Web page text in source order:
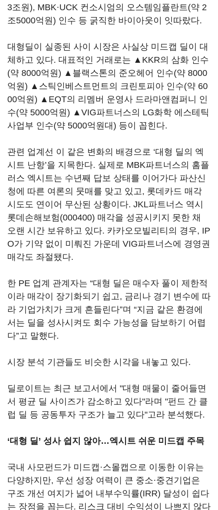
3조원), MBK·UCK 컨소시엄의 오스템임플란트(약 2
조5000억원) 인수 등 굵직한 바이아웃이 잇따랐다.
대형딜이 실종된 사이 시장은 사실상 미드캡 딜이 대
체하고 있다. 대표적인 거래로는 ▲KKR의 삼화 인수
(약 8000억원) ▲블랙스톤의 준오헤어 인수(약 8000
억원) ▲스틱인베스트먼트의 크린토피아 인수(약 60
00억원) ▲EQT의 리멤버 운영사 드라마앤컴퍼니 인
수(약 5000억원) ▲VIG파트너스의 LG화학 에스테틱
사업부 인수(약 5000억원대) 등이 꼽힌다.
관련 업계선 이 같은 변화의 배경으로 ‘대형 딜의 엑
시트 난항’을 지목한다. 실제로 MBK파트너스의 홈플
러스 엑시트는 수년째 답보 상태를 이어가다 파산신
청에 따른 여론의 뭇매를 맞고 있고, 롯데카드 매각
시도도 연이어 무산된 상황이다. JKL파트너스 역시
롯데손해보험(000400) 매각을 성공시키지 못한 채
오랜 시간 보유하고 있다. 카카오모빌리티의 경우, IP
O가 기약 없이 미뤄진 가운데 VIG파트너스에 경영권
매각도 좌절됐다.
한 PE 업계 관계자는 “대형 딜은 매수자 풀이 제한적
이라 매각이 장기화되기 쉽고, 금리나 경기 변수에 따
라 기업가치가 크게 흔들린다”며 “지금 같은 환경에
서는 딜을 성사시켜도 회수 가능성을 담보하기 어렵
다”고 말했다.
시장 분석 기관들도 비슷한 시각을 내놓고 있다.
딜로이트는 최근 보고서에서 "대형 매물이 줄어들면
서 평균 딜 사이즈가 감소하고 있다"라며 "펀드 간 클
럽 딜 등 공동투자 구조가 늘고 있다"고라 분석했다.
‘대형 딜’ 성사 쉽지 않아…엑시트 쉬운 미드캡 주목
국내 사모펀드가 미드캡·스몰캡으로 이동한 이유는
다양하지만, 우선 성장 여력이 큰 중소·중견기업은
구조 개선 여지가 넓어 내부수익률(IRR) 달성이 쉽다
는 장점을 꼽는다. 리스크 대비 수익성이 나쁘지 않다